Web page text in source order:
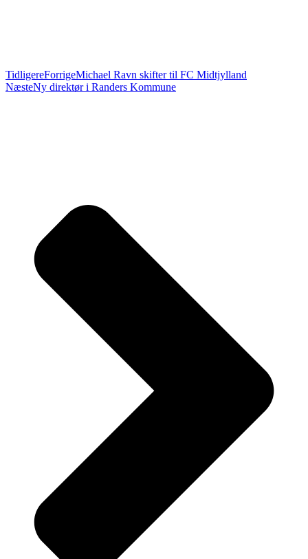
TidligereForrigeMichael Ravn skifter til FC Midtjylland
NæsteNy direktør i Randers Kommune